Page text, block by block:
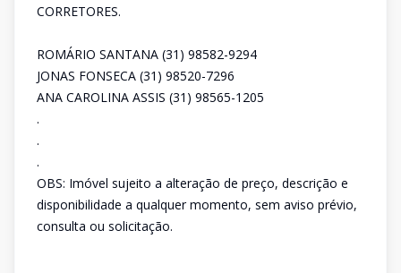
CORRETORES.
ROMÁRIO SANTANA (31) 98582-9294
JONAS FONSECA (31) 98520-7296
ANA CAROLINA ASSIS (31) 98565-1205
.
.
.
OBS: Imóvel sujeito a alteração de preço, descrição e
disponibilidade a qualquer momento, sem aviso prévio,
consulta ou solicitação.